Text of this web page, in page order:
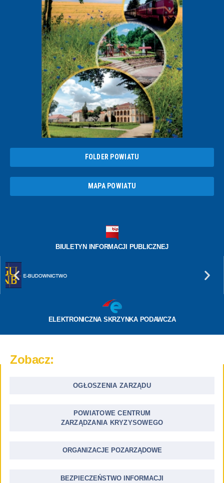
FOLDER POWIATU
MAPA POWIATU
BIULETYN INFORMACJI PUBLICZNEJ
ELEKTRONICZNA SKRZYNKA PODAWCZA
Zobacz:
OGŁOSZENIA ZARZĄDU
POWIATOWE CENTRUM
ZARZĄDZANIA KRYZYSOWEGO
ORGANIZACJE POZARZĄDOWE
BEZPIECZEŃSTWO INFORMACJI